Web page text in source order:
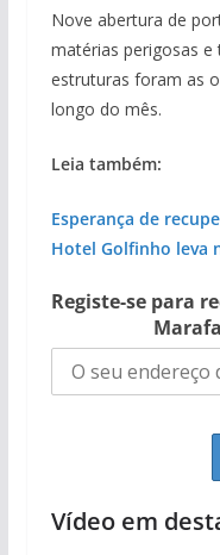
Nove abertura de
matérias perigosas e
estruturas foram as
longo do mês.
Leia também:
Esperança de
Hotel Golfinho leva
Registe-se para
Vídeo em